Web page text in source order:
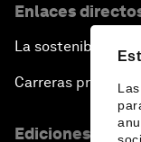
Enlaces
La sostenibilidad
Carreras
Ediciones en